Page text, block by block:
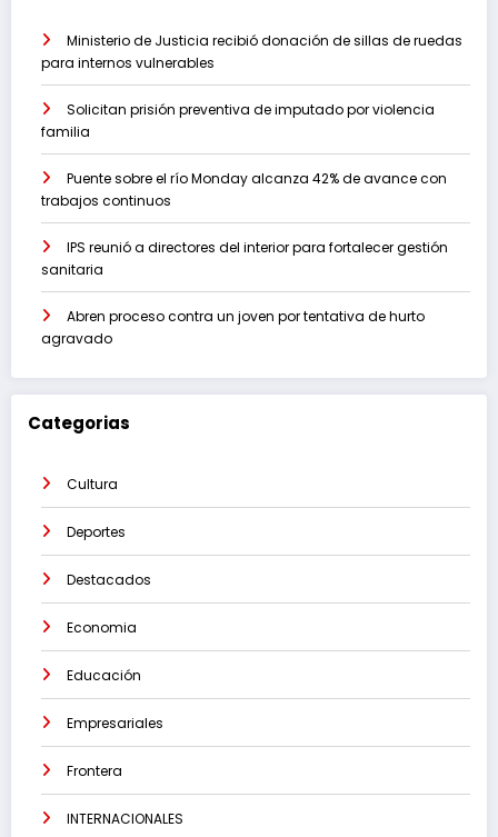
Ministerio de Justicia recibió donación de sillas de ruedas
para internos vulnerables
Solicitan prisión preventiva de imputado por violencia
familia
Puente sobre el río Monday alcanza 42% de avance con
trabajos continuos
IPS reunió a directores del interior para fortalecer gestión
sanitaria
Abren proceso contra un joven por tentativa de hurto
agravado
Categorias
Cultura
Deportes
Destacados
Economia
Educación
Empresariales
Frontera
INTERNACIONALES